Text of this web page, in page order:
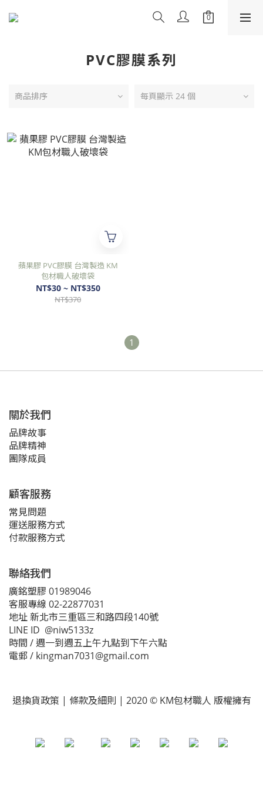
PVC膠膜系列
商品排序 每頁顯示 24 個
蘋果膠 PVC膠膜 台灣製造 KM
包材職人破壞袋
NT$30 ~ NT$350
NT$370
1
關於我們
品牌故事
品牌精神
團隊成員
顧客服務
常見問題
運送服務方式
付款服務方式
聯絡我們
廣銘塑膠 01989046
客服專線 02-22877031
地址 新北市三重區三和路四段140號
LINE ID @niw5133z
時間 / 週一到週五上午九點到下午六點
電郵 / kingman7031@gmail.com
退換貨政策 | 條款及細則 | 2020 © KM包材職人 版權擁有